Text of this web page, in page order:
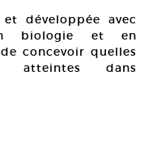
développée avec
biologie et en
concevoir quelles
atteintes dans